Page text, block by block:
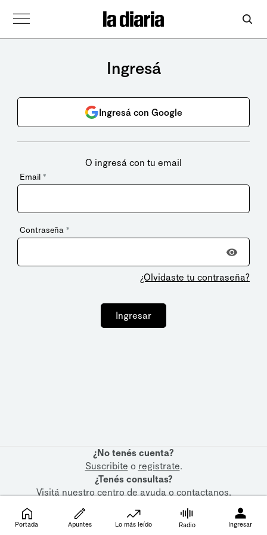
Ingresá
Ingresá con Google
O ingresá con tu email
Email *
Contraseña *
¿Olvidaste tu contraseña?
Ingresar
¿No tenés cuenta?
Suscribite o registrate.
¿Tenés consultas?
Visitá nuestrocentro de ayudaocontactanos.
Portada Apuntes Lo más leído Radio Ingresar